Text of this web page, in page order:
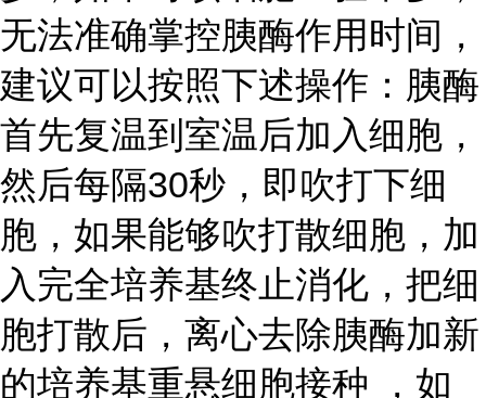
无法准确掌控胰酶作用时间，
建议可以按照下述操作：胰酶
首先复温到室温后加入细胞，
然后每隔30秒，即吹打下细
胞，如果能够吹打散细胞，加
入完全培养基终止消化，把细
胞打散后，离心去除胰酶加新
的培养基重悬细胞接种 ，如